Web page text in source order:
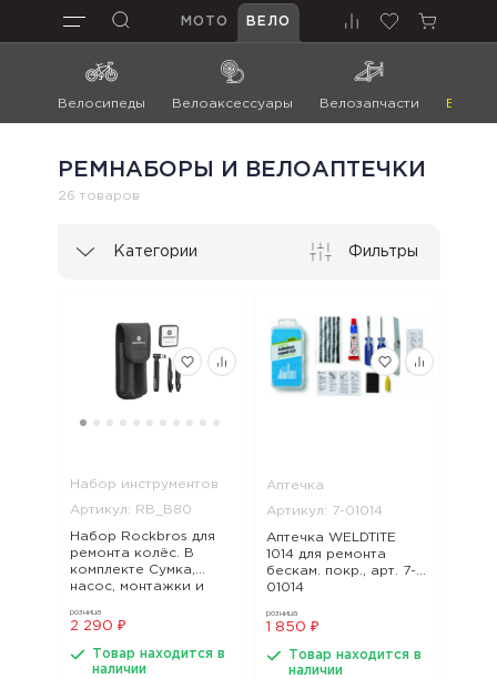
МОТО ВЕЛО
Велосипеды Велоаксессуары Велозапчасти
РЕМНАБОРЫ И ВЕЛОАПТЕЧКИ
26 товаров
Категории Фильтры
Набор инструментов
Артикул: RB_B80
Набор Rockbros для
ремонта колёс. В
комплекте Сумка,
насос, монтажки и
RB_B80, арт. RB_B80
розница
2 290 ₽
Товар находится в
наличии
Аптечка
Артикул: 7-01014
Аптечка WELDTITE
1014 для ремонта
бескам. покр., арт. 7-
01014
розница
1 850 ₽
Товар находится в
наличии